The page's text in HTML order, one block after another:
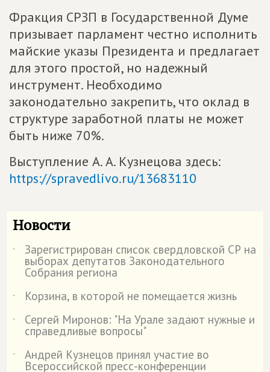
Фракция СРЗП в Государственной Думе
призывает парламент честно исполнить
майские указы Президента и предлагает
для этого простой, но надежный
инструмент. Необходимо
законодательно закрепить, что оклад в
структуре заработной платы не может
быть ниже 70%.
Выступление А. А. Кузнецова здесь:
https://spravedlivo.ru/13683110
Новости
˙ Зарегистрирован список свердловской СР на
выборах депутатов Законодательного
Собрания региона
˙
Корзина, в которой не помещается жизнь
˙
Сергей Миронов: "На Урале задают нужные и
справедливые вопросы"
˙
Андрей Кузнецов принял участие во
Всероссийской пресс-конференции